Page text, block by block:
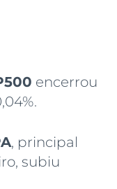
encerrou
, principal
subiu